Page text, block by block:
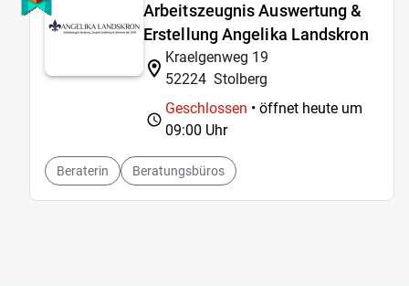
Arbeitszeugnis Auswertung &
Erstellung Angelika Landskron
Kraelgenweg 19
52224 Stolberg
Geschlossen • öffnet heute um
09:00 Uhr
Beraterin Beratungsbüros